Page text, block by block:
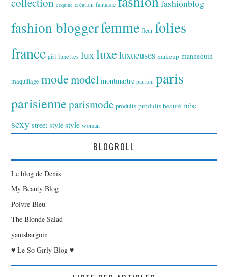
coquine création fantaisie fashionblog
fashion bloggerfemme fleur folies
france girl lunettes luxluxeluxueuses makeup mannequin
maquillage modemodel montmartre parfum paris
parisienneparismode produits produits beauté robe
sexy street style style woman
BLOGROLL
Le blog de Denis
My Beauty Blog
Poivre Bleu
The Blonde Salad
yanisbargoin
♥ Le So Girly Blog ♥